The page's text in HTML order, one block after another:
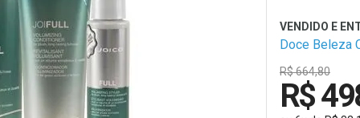
Doce Beleza
R$ 664,80
R$